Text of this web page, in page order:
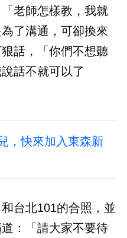
老師怎樣教，我就
了溝通，可卻換來
話，「你們不想聽
話不就可以了
，快來加入東森新
台北101的合照，並
道：「請大家不要待